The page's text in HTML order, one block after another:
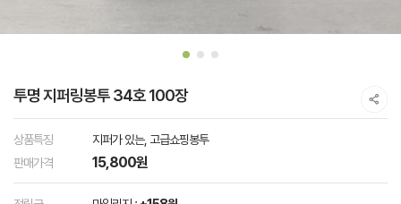
투명 지퍼링봉투 34호 100장
상품특징
지퍼가 있는, 고급쇼핑봉투
판매가격
15,800원